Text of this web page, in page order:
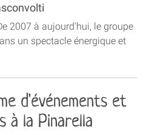
2007 à aujourd'hui, le groupe
un spectacle énergique et
d'événements et
à la Pinarella